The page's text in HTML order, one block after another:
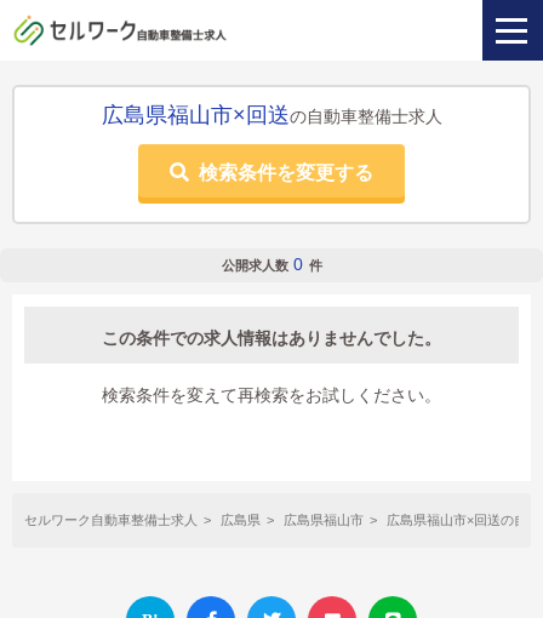
広島県福山市×回送の自動車整備士求人
検索条件を変更する
公開求人数 0 件
この条件での求人情報はありませんでした。
検索条件を変えて再検索をお試しください。
セルワーク自動車整備士求人 広島県 広島県福山市 広島県福山市×回送の自